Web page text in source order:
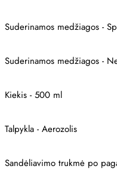
Suderinamos medžiagos -
Suderinamos medžiagos -
Kiekis - 500 ml
Talpykla - Aerozolis
Sandėliavimo trukmė po